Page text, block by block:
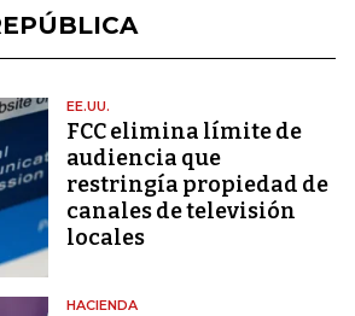
EE.UU.
FCC elimina límite de
audiencia que
restringía propiedad de
canales de televisión
locales
HACIENDA